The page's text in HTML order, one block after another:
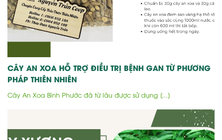
CÂY AN XOA HỖ TRỢ ĐIỀU TRỊ BỆNH GAN TỪ PHƯƠNG
PHÁP THIÊN NHIÊN
Cây An Xoa Bình Phước đã từ lâu được sử dụng [...]